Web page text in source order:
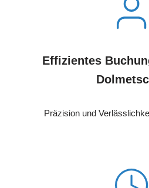
Effizientes
Präzision und